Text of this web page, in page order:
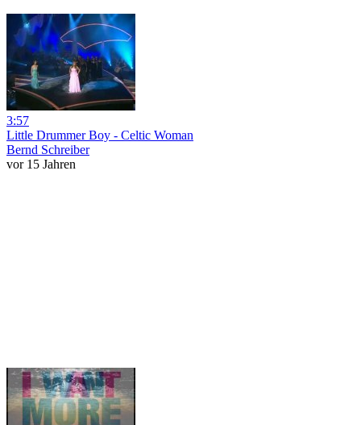
3:57
Little Drummer Boy - Celtic Woman
Bernd Schreiber
vor 15 Jahren